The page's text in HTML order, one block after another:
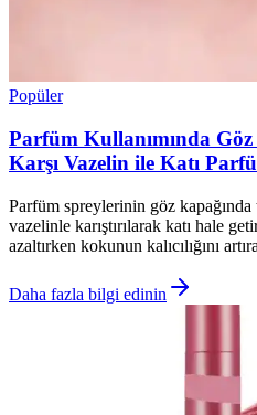
Popüler
Parfüm Kullanımında
Karşı Vazelin ile Katı
Parfüm spreylerinin göz kapağında
vazelinle karıştırılarak katı hale
azaltırken kokunun kalıcılığını
Daha fazla bilgi edinin